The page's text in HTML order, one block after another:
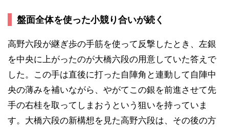
盤面全体を使った小競り合いが続く
高野六段が継ぎ歩の手筋を使って反撃したとき、左銀
を中央に上がったのが大橋六段の用意していた答えで
した。この手は直後に打った自陣角と連動して自陣中
央の薄みを補いながら、やがてこの銀を前進させて先
手の右桂を取ってしまおうという狙いを持っていま
す。大橋六段の新構想を見た高野六段は、その後の方